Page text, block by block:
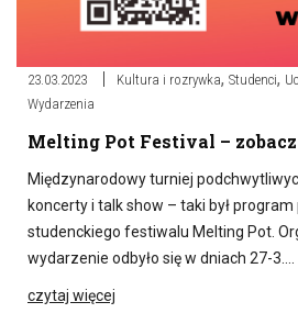
23.03.2023 Kultura i rozrywka, Studenci,
Wydarzenia
Melting Pot Festival –
Międzynarodowy turniej
koncerty i talk show – taki był
studenckiego festiwalu Melting Pot.
wydarzenie odbyło się w dniach 27-3….
czytaj więcej